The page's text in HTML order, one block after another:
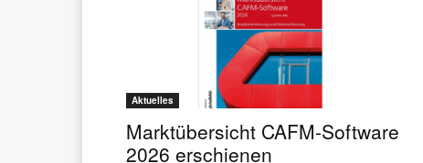
Aktuelles
Marktübersicht CAFM-Software
2026 erschienen